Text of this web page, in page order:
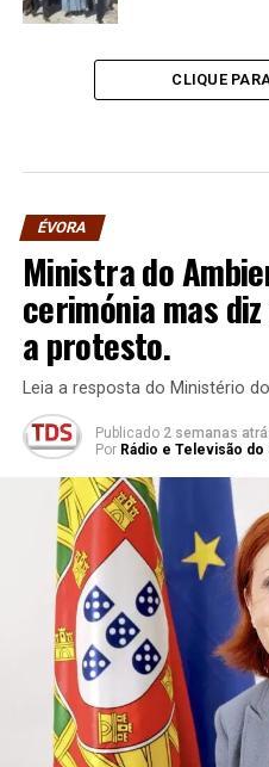
CLIQUE
ÉVORA
Ministra do
cerimónia mas
a protesto.
Leia a resposta do Ministério
Publicado 2 semanas
Por Rádio e Televisão do